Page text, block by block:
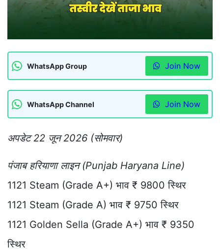
WhatsApp Group Join Now
WhatsApp Channel Join Now
अपडेट 22 जून 2026 (सोमवार)
पंजाब हरियाणा लाइन (Punjab Haryana Line)
1121 Steam (Grade A+) भाव ₹ 9800 स्थिर
1121 Steam (Grade A) भाव ₹ 9750 स्थिर
1121 Golden Sella (Grade A+) भाव ₹ 9350
स्थिर